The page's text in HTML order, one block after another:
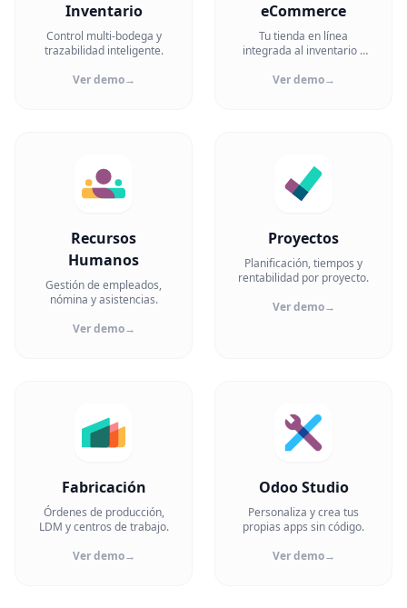
Inventario
Control multi-bodega y
trazabilidad inteligente.
Ver demo→
eCommerce
Tu tienda en línea
integrada al inventario y
Ver demo→
Recursos
Humanos
Gestión de empleados,
nómina y asistencias.
Ver demo→
Proyectos
Planificación, tiempos y
rentabilidad por proyecto.
Ver demo→
Fabricación
Órdenes de producción,
LDM y centros de trabajo.
Ver demo→
Odoo Studio
Personaliza y crea tus
propias apps sin código.
Ver demo→